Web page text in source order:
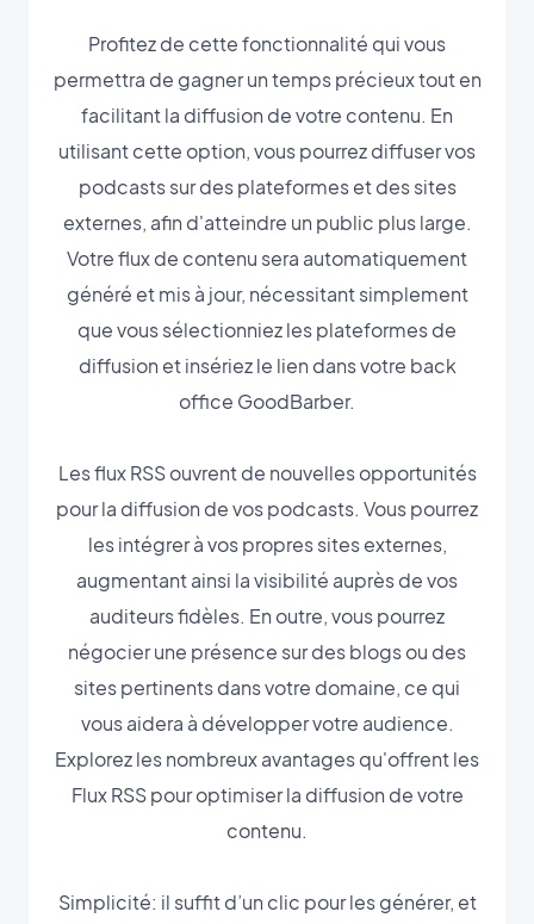
Profitez de cette fonctionnalité qui vous
permettra de gagner un temps précieux tout en
facilitant la diffusion de votre contenu. En
utilisant cette option, vous pourrez diffuser vos
podcasts sur des plateformes et des sites
externes, afin d'atteindre un public plus large.
Votre flux de contenu sera automatiquement
généré et mis à jour, nécessitant simplement
que vous sélectionniez les plateformes de
diffusion et insériez le lien dans votre back
office GoodBarber.
Les flux RSS ouvrent de nouvelles opportunités
pour la diffusion de vos podcasts. Vous pourrez
les intégrer à vos propres sites externes,
augmentant ainsi la visibilité auprès de vos
auditeurs fidèles. En outre, vous pourrez
négocier une présence sur des blogs ou des
sites pertinents dans votre domaine, ce qui
vous aidera à développer votre audience.
Explorez les nombreux avantages qu'offrent les
Flux RSS pour optimiser la diffusion de votre
contenu.
Simplicité: il suffit d’un clic pour les générer, et